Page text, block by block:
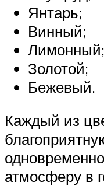
Янтарь;
Винный;
Лимонный;
Золотой;
Бежевый.
Каждый из
атмосферу в